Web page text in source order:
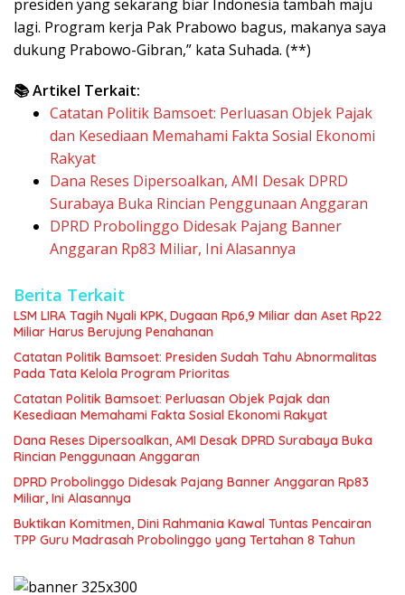
presiden yang sekarang biar Indonesia tambah maju
lagi. Program kerja Pak Prabowo bagus, makanya saya
dukung Prabowo-Gibran,” kata Suhada. (**)
📚 Artikel Terkait:
Catatan Politik Bamsoet: Perluasan Objek Pajak
dan Kesediaan Memahami Fakta Sosial Ekonomi
Rakyat
Dana Reses Dipersoalkan, AMI Desak DPRD
Surabaya Buka Rincian Penggunaan Anggaran
DPRD Probolinggo Didesak Pajang Banner
Anggaran Rp83 Miliar, Ini Alasannya
Berita Terkait
LSM LIRA Tagih Nyali KPK, Dugaan Rp6,9 Miliar dan Aset Rp22
Miliar Harus Berujung Penahanan
Catatan Politik Bamsoet: Presiden Sudah Tahu Abnormalitas
Pada Tata Kelola Program Prioritas
Catatan Politik Bamsoet: Perluasan Objek Pajak dan
Kesediaan Memahami Fakta Sosial Ekonomi Rakyat
Dana Reses Dipersoalkan, AMI Desak DPRD Surabaya Buka
Rincian Penggunaan Anggaran
DPRD Probolinggo Didesak Pajang Banner Anggaran Rp83
Miliar, Ini Alasannya
Buktikan Komitmen, Dini Rahmania Kawal Tuntas Pencairan
TPP Guru Madrasah Probolinggo yang Tertahan 8 Tahun